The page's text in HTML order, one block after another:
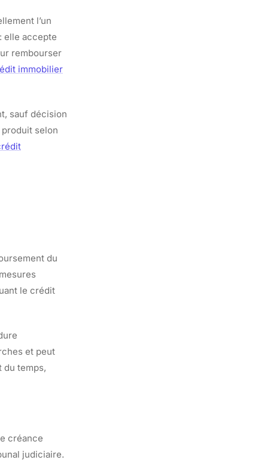
l’un
elle accepte
rembourser
immobilier
sauf décision
selon
du
le crédit
et peut
du temps,
créance
judiciaire.